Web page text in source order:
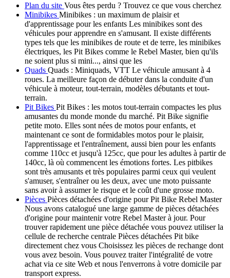
Plan du site Vous êtes perdu ? Trouvez ce que vous cherchez
Minibikes Minibikes : un maximum de plaisir et
d'apprentissage pour les enfants Les minibikes sont des
véhicules pour apprendre en s'amusant. Il existe différents
types tels que les minibikes de route et de terre, les minibikes
électriques, les Pit Bikes comme le Rebel Master, bien qu'ils
ne soient plus si mini..., ainsi que les
Quads Quads : Miniquads, VTT Le véhicule amusant à 4
roues. La meilleure façon de débuter dans la conduite d'un
véhicule à moteur, tout-terrain, modèles débutants et tout-
terrain.
Pit Bikes Pit Bikes : les motos tout-terrain compactes les plus
amusantes du monde monde du marché. Pit Bike signifie
petite moto. Elles sont nées de motos pour enfants, et
maintenant ce sont de formidables motos pour le plaisir,
l'apprentissage et l'entraînement, aussi bien pour les enfants
comme 110cc et jusqu'à 125cc, que pour les adultes à partir de
140cc, là où commencent les émotions fortes. Les pitbikes
sont très amusants et très populaires parmi ceux qui veulent
s'amuser, s'entraîner ou les deux, avec une moto puissante
sans avoir à assumer le risque et le coût d'une grosse moto.
Pièces Pièces détachées d'origine pour Pit Bike Rebel Master
Nous avons catalogué une large gamme de pièces détachées
d'origine pour maintenir votre Rebel Master à jour. Pour
trouver rapidement une pièce détachée vous pouvez utiliser la
cellule de recherche centrale Pièces détachées Pit bike
directement chez vous Choisissez les pièces de rechange dont
vous avez besoin. Vous pouvez traiter l'intégralité de votre
achat via ce site Web et nous l'enverrons à votre domicile par
transport express.